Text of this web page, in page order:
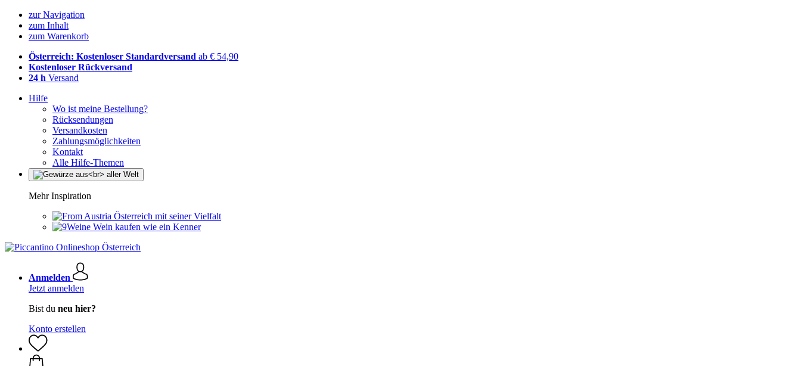
zur Navigation
zum Inhalt
zum Warenkorb
Österreich: Kostenloser Standardversand ab € 54,90
Kostenloser Rückversand
24 h Versand
Hilfe
Wo ist meine Bestellung?
Rücksendungen
Versandkosten
Zahlungsmöglichkeiten
Kontakt
Alle Hilfe-Themen
Mehr Inspiration
Österreich mit seiner Vielfalt
Wein kaufen wie ein Kenner
Anmelden
Jetzt anmelden
Bist du neu hier?
Konto erstellen